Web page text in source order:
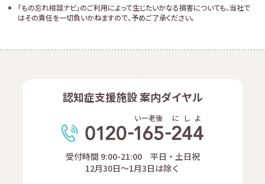
「もの忘れ相談ナビ」のご利用によって生じたいかなる損害についても、当社で
はその責任を一切負いかねますので、予めご了承ください。
認知症支援施設 案内ダイヤル
いー老後 に し よ
受付時間 9:00-21:00 平日・土日祝
12月30日～1月3日は除く